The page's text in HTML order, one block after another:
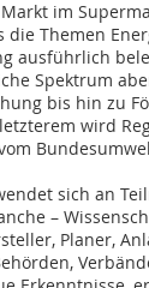
im
die Themen
ausführlich
Spektrum
bis hin zu
wird
sich an
–
Planer,